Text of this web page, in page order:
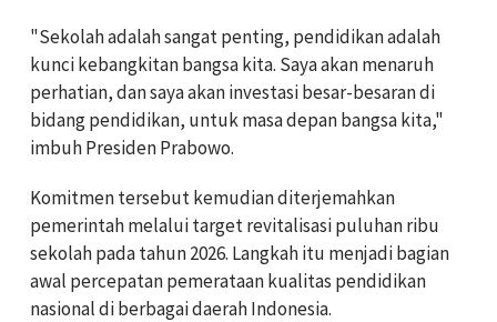
"Sekolah adalah sangat penting, pendidikan adalah
kunci kebangkitan bangsa kita. Saya akan menaruh
perhatian, dan saya akan investasi besar-besaran di
bidang pendidikan, untuk masa depan bangsa kita,"
imbuh Presiden Prabowo.
Komitmen tersebut kemudian diterjemahkan
pemerintah melalui target revitalisasi puluhan ribu
sekolah pada tahun 2026. Langkah itu menjadi bagian
awal percepatan pemerataan kualitas pendidikan
nasional di berbagai daerah Indonesia.